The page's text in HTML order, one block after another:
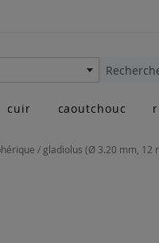
Rechercher
cuir caoutchouc
/ gladiolus (Ø 3.20 mm, 12